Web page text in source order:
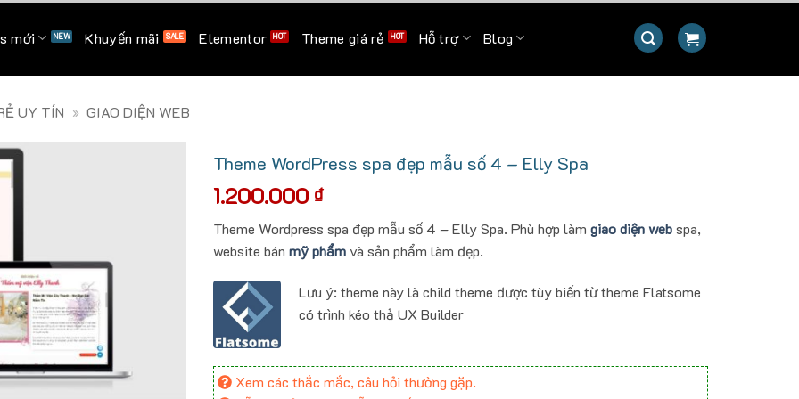
mới Khuyến mãi Elementor Theme giá rẻ Hỗ trợ Blog
UY TÍN » GIAO DIỆN WEB
Theme WordPress spa đẹp mẫu số 4 – Elly Spa
1.200.000 ₫
Theme Wordpress spa đẹp mẫu số 4 – Elly Spa. Phù hợp làm giao diện webspa,
website bán mỹ phẩm và sản phẩm làm đẹp.
Lưu ý: theme này là child theme được tùy biến từ theme Flatsome
có trình kéo thả UX Builder
Xem các thắc mắc, câu hỏi thường gặp.